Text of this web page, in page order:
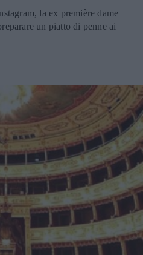
la ex première dame
un piatto di penne ai